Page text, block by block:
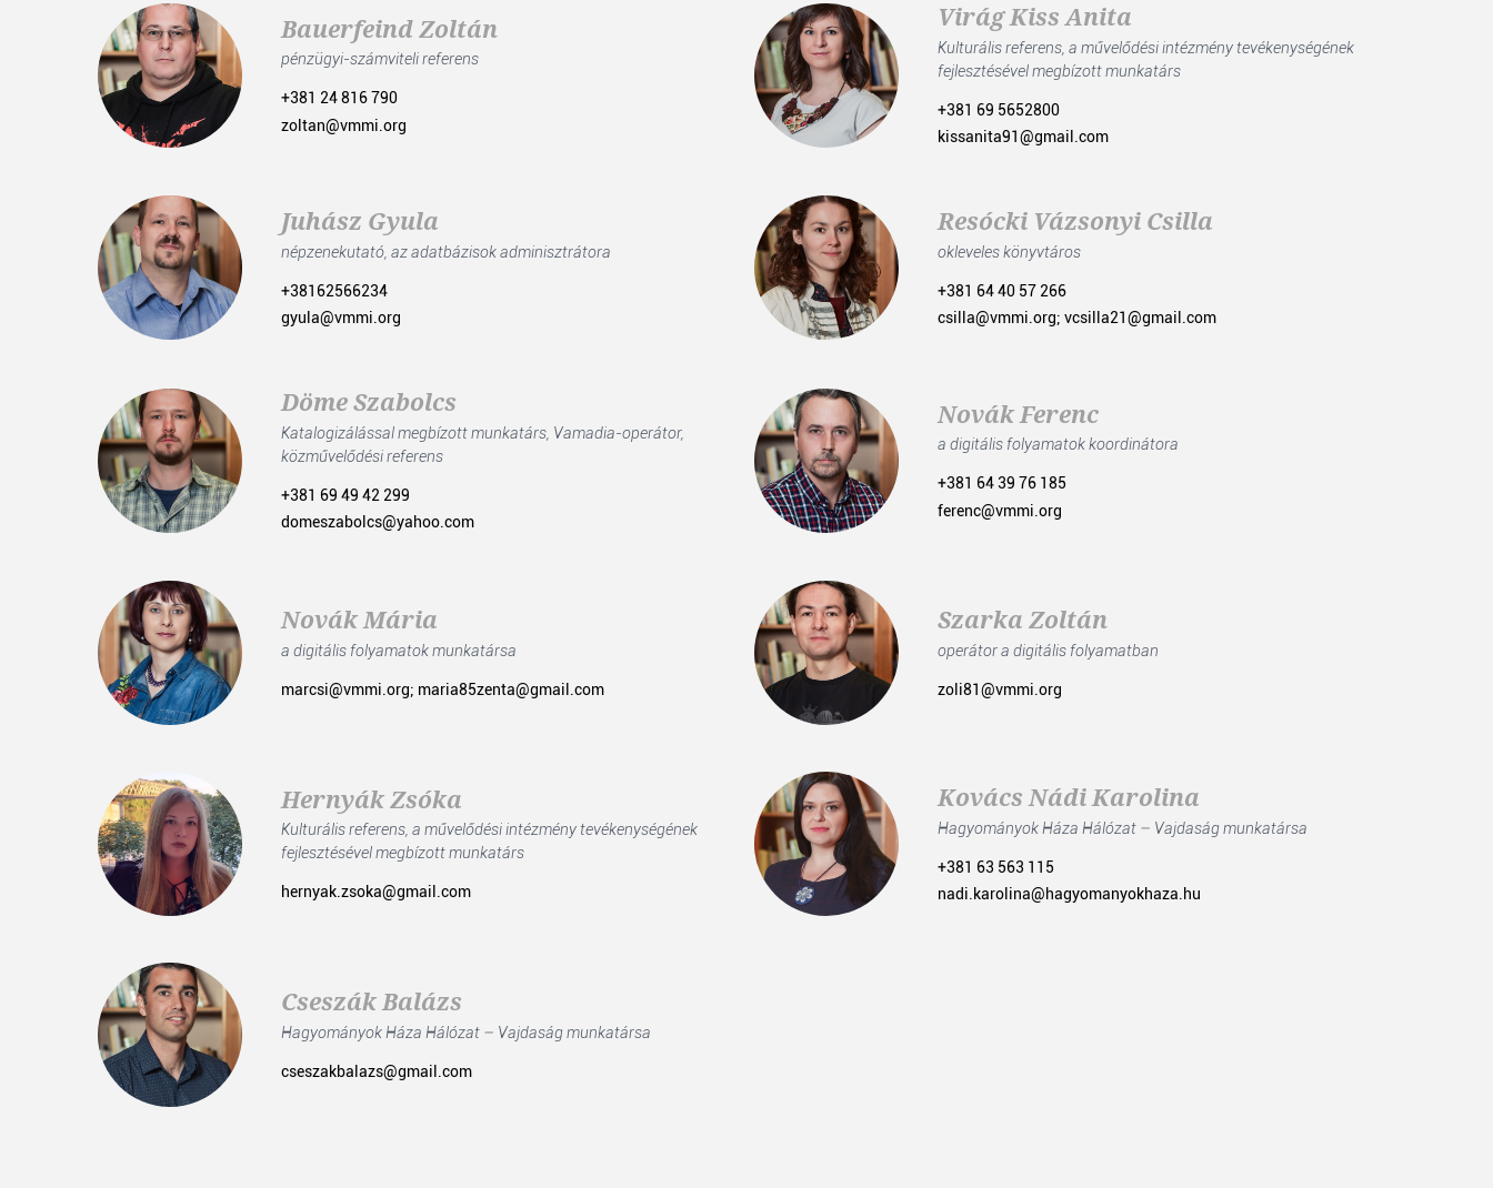
Bauerfeind Zoltán
pénzügyi-számviteli referens
+381 24 816 790
zoltan@vmmi.org
Virág Kiss Anita
Kulturális referens, a művelődési intézmény tevékenységének
fejlesztésével megbízott munkatárs
+381 69 5652800
kissanita91@gmail.com
Juhász Gyula
népzenekutató, az adatbázisok adminisztrátora
+38162566234
gyula@vmmi.org
Resócki Vázsonyi Csilla
okleveles könyvtáros
+381 64 40 57 266
csilla@vmmi.org; vcsilla21@gmail.com
Döme Szabolcs
Katalogizálással megbízott munkatárs, Vamadia-operátor,
közművelődési referens
+381 69 49 42 299
domeszabolcs@yahoo.com
Novák Ferenc
a digitális folyamatok koordinátora
+381 64 39 76 185
ferenc@vmmi.org
Novák Mária
a digitális folyamatok munkatársa
marcsi@vmmi.org; maria85zenta@gmail.com
Szarka Zoltán
operátor a digitális folyamatban
zoli81@vmmi.org
Hernyák Zsóka
Kulturális referens, a művelődési intézmény tevékenységének
fejlesztésével megbízott munkatárs
hernyak.zsoka@gmail.com
Kovács Nádi Karolina
Hagyományok Háza Hálózat – Vajdaság munkatársa
+381 63 563 115
nadi.karolina@hagyomanyokhaza.hu
Cseszák Balázs
Hagyományok Háza Hálózat – Vajdaság munkatársa
cseszakbalazs@gmail.com